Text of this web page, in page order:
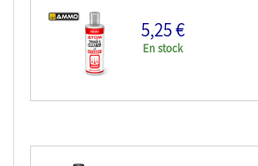
ATOM MIG peinture maquette 20510 Diluant &
5,25 €
En stock